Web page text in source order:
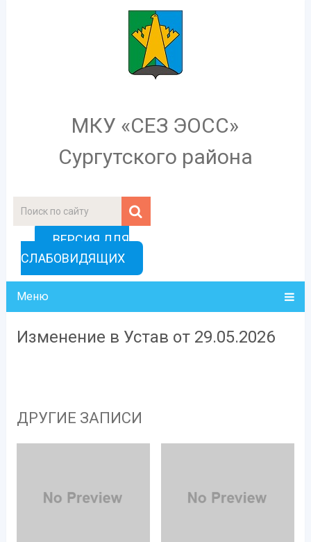
МКУ «СЕЗ ЭОСС»
Сургутского района
ВЕРСИЯ ДЛЯ
СЛАБОВИДЯЩИХ
Меню
Изменение в Устав от 29.05.2026
ДРУГИЕ ЗАПИСИ